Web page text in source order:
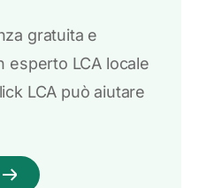
gratuita e
esperto LCA locale
LCA può aiutare